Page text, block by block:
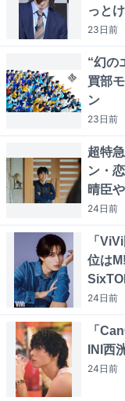
っと
23日前
“幻の
買部
ン
23日前
超特
ン・
晴臣
24日前
「
位は
24日前
「
INI西
24日前